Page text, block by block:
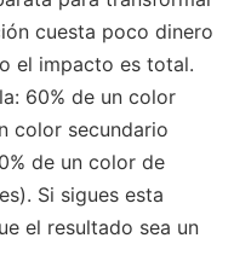
cuesta poco dinero
el impacto es total.
60% de un color
color secundario
de un color de
Si sigues esta
el resultado sea un